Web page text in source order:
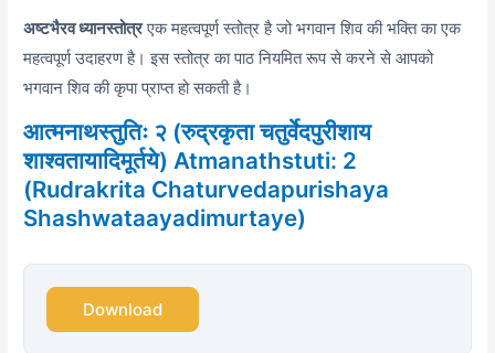
अष्टभैरव ध्यानस्तोत्रएक महत्वपूर्ण स्तोत्र है जो भगवान शिव की भक्ति का एक
महत्वपूर्ण उदाहरण है। इस स्तोत्र का पाठ नियमित रूप से करने से आपको
भगवान शिव की कृपा प्राप्त हो सकती है।
आत्मनाथस्तुतिः २ (रुद्रकृता चतुर्वेदपुरीशाय
शाश्वतायादिमूर्तये) Atmanathstuti: 2
(Rudrakrita Chaturvedapurishaya
Shashwataayadimurtaye)
Download